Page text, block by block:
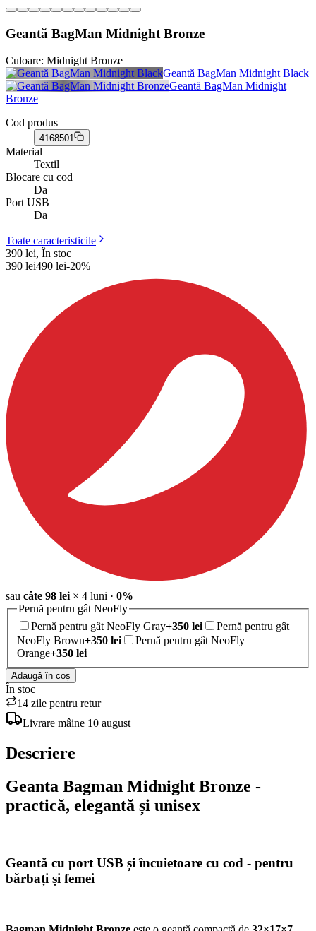
Geantă BagMan Midnight Bronze
Culoare: Midnight Bronze
Geantă BagMan Midnight Black
Geantă BagMan Midnight
Bronze
Cod produs
4168501
Material
Textil
Blocare cu cod
Da
Port USB
Da
Toate caracteristicile
390 lei, În stoc
390 lei490 lei-20%
sau câte 98 lei × 4 luni · 0%
Pernă pentru gât NeoFly
Pernă pentru gât NeoFly Gray+350 lei
Pernă pentru gât
NeoFly Brown+350 lei
Pernă pentru gât NeoFly
Orange+350 lei
Adaugă în coș
În stoc
14 zile pentru retur
Livrare mâine 10 august
Descriere
Geanta Bagman Midnight Bronze -
practică, elegantă și unisex
Geantă cu port USB și încuietoare cu cod - pentru
bărbați și femei